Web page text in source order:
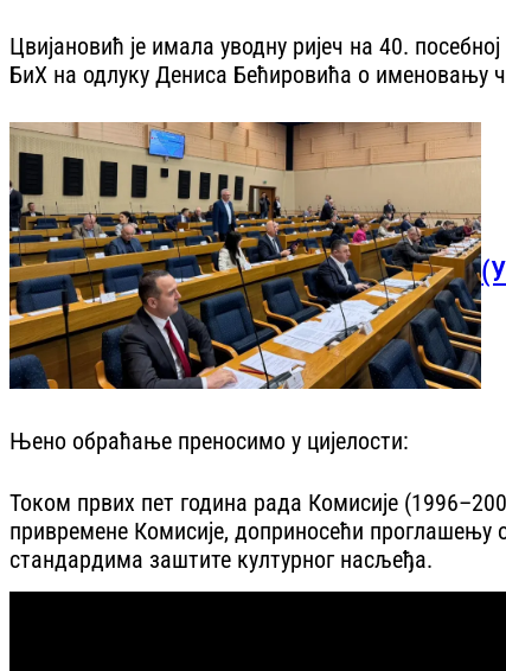
Цвијановић је имала уводну ријеч на 40.
БиХ на одлуку Дениса Бећировића о именовању
Њено обраћање преносимо у цијелости:
Током првих пет година рада Комисије
привремене Комисије, доприносећи
стандардима заштите културног насљеђа.